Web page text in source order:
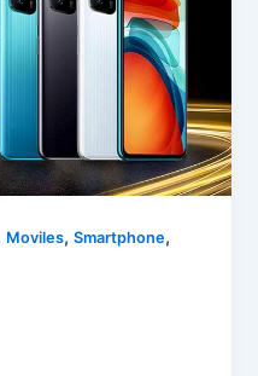
Moviles,Smartphone,